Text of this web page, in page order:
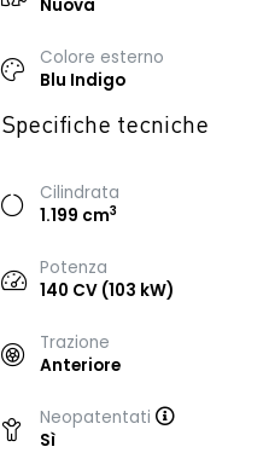
Nuova
Colore esterno
Blu Indigo
Specifiche tecniche
Cilindrata
1.199 cm3
Potenza
140 CV (103 kW)
Trazione
Anteriore
Neopatentati
Sì